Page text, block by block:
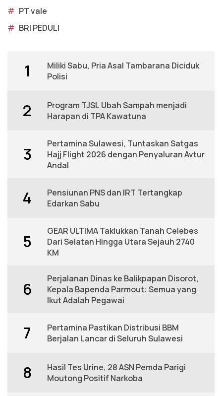
# PT vale
# BRI PEDULI
1
Miliki Sabu, Pria Asal Tambarana Diciduk
Polisi
2
Program TJSL Ubah Sampah menjadi
Harapan di TPA Kawatuna
3
Pertamina Sulawesi, Tuntaskan Satgas
Hajj Flight 2026 dengan Penyaluran Avtur
Andal
4
Pensiunan PNS dan IRT Tertangkap
Edarkan Sabu
5
GEAR ULTIMA Taklukkan Tanah Celebes
Dari Selatan Hingga Utara Sejauh 2740
KM
6
Perjalanan Dinas ke Balikpapan Disorot,
Kepala Bapenda Parmout: Semua yang
Ikut Adalah Pegawai
7
Pertamina Pastikan Distribusi BBM
Berjalan Lancar di Seluruh Sulawesi
8
Hasil Tes Urine, 28 ASN Pemda Parigi
Moutong Positif Narkoba